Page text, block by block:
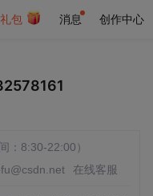
包 消息 创作中心
：8:30-22:00）
在线客服